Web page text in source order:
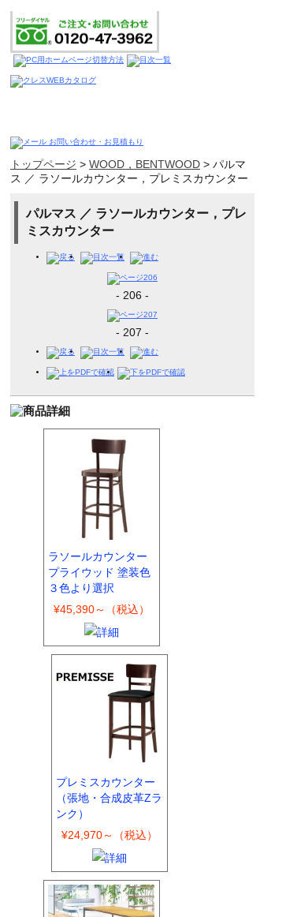
トップページ > WOOD，BENTWOOD > パルマ
ス ／ ラソールカウンター，プレミスカウンター
パルマス ／ ラソールカウンター，プレ
ミスカウンター
- 206 -
- 207 -
ラソールカウンター
プライウッド 塗装色
３色より選択
¥45,390～（税込）
プレミスカウンター
（張地・合成皮革Zラ
ンク）
¥24,970～（税込）